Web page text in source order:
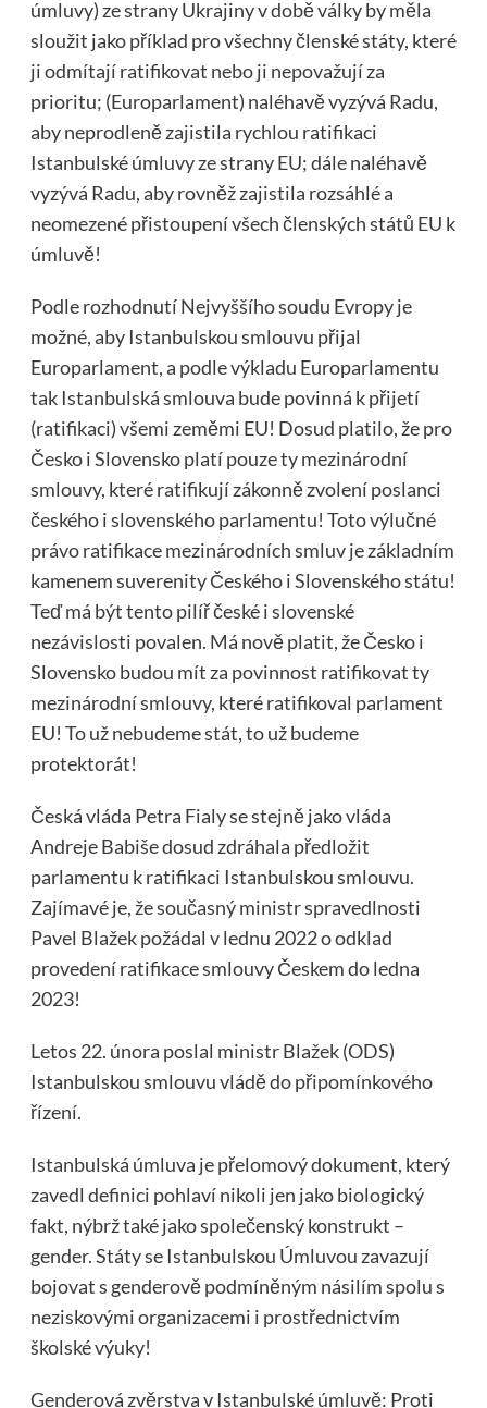
úmluvy) ze strany Ukrajiny v době války by měla
sloužit jako příklad pro všechny členské státy, které
ji odmítají ratifikovat nebo ji nepovažují za
prioritu; (Europarlament) naléhavě vyzývá Radu,
aby neprodleně zajistila rychlou ratifikaci
Istanbulské úmluvy ze strany EU; dále naléhavě
vyzývá Radu, aby rovněž zajistila rozsáhlé a
neomezené přistoupení všech členských států EU k
úmluvě!
Podle rozhodnutí Nejvyššího soudu Evropy je
možné, aby Istanbulskou smlouvu přijal
Europarlament, a podle výkladu Europarlamentu
tak Istanbulská smlouva bude povinná k přijetí
(ratifikaci) všemi zeměmi EU! Dosud platilo, že pro
Česko i Slovensko platí pouze ty mezinárodní
smlouvy, které ratifikují zákonně zvolení poslanci
českého i slovenského parlamentu! Toto výlučné
právo ratifikace mezinárodních smluv je základním
kamenem suverenity Českého i Slovenského státu!
Teď má být tento pilíř české i slovenské
nezávislosti povalen. Má nově platit, že Česko i
Slovensko budou mít za povinnost ratifikovat ty
mezinárodní smlouvy, které ratifikoval parlament
EU! To už nebudeme stát, to už budeme
protektorát!
Česká vláda Petra Fialy se stejně jako vláda
Andreje Babiše dosud zdráhala předložit
parlamentu k ratifikaci Istanbulskou smlouvu.
Zajímavé je, že současný ministr spravedlnosti
Pavel Blažek požádal v lednu 2022 o odklad
provedení ratifikace smlouvy Českem do ledna
2023!
Letos 22. února poslal ministr Blažek (ODS)
Istanbulskou smlouvu vládě do připomínkového
řízení.
Istanbulská úmluva je přelomový dokument, který
zavedl definici pohlaví nikoli jen jako biologický
fakt, nýbrž také jako společenský konstrukt –
gender. Státy se Istanbulskou Úmluvou zavazují
bojovat s genderově podmíněným násilím spolu s
neziskovými organizacemi i prostřednictvím
školské výuky!
Genderová zvěrstva v Istanbulské úmluvě: Proti